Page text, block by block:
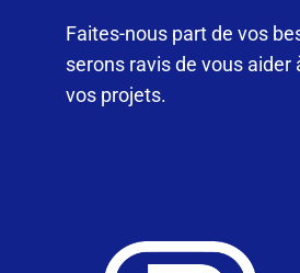
Faites-nous part de vos
serons ravis de vous aider
vos projets.